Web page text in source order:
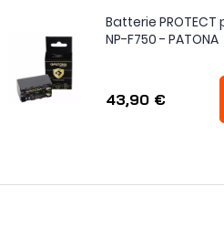
Batterie PROTECT
NP-F750 - PATONA
43,90 €